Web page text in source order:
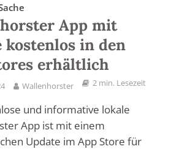
App mit
kostenlos in den
erhältlich
Wallenhorster 2 min. Lesezeit
und informative lokale
App ist mit einem
Update im App Store für